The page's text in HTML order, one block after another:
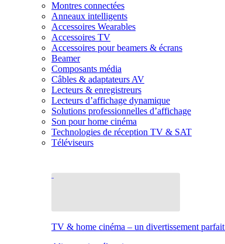
Montres connectées
Anneaux intelligents
Accessoires Wearables
Accessoires TV
Accessoires pour beamers & écrans
Beamer
Composants média
Câbles & adaptateurs AV
Lecteurs & enregistreurs
Lecteurs d’affichage dynamique
Solutions professionnelles d’affichage
Son pour home cinéma
Technologies de réception TV & SAT
Téléviseurs
TV & home cinéma – un divertissement